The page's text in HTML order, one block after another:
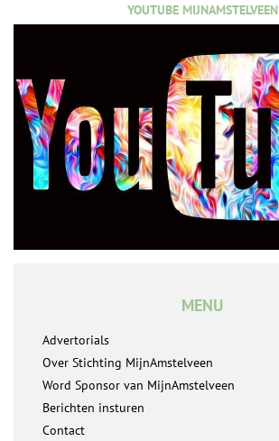
YOUTUBE MIJNAMSTELVEEN
MENU
Advertorials
Over Stichting MijnAmstelveen
Word Sponsor van MijnAmstelveen
Berichten insturen
Contact